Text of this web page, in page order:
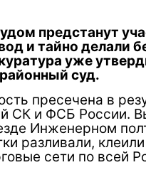
предстанут
и тайно делали
уже
суд.
пресечена в
СК и ФСБ России.
Инженерном
разливали,
сети по всей